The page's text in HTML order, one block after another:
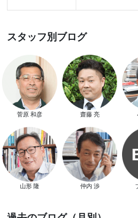
スタッフ別ブログ
菅原 和彦 齋藤 亮
山形 隆 仲内 渉